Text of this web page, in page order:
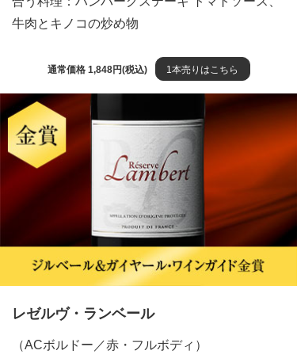
牛肉とキノコの炒め物
通常価格 1,848円(税込) 1本売りはこちら
レゼルヴ・ランベール
（ACボルドー／赤・フルボディ）